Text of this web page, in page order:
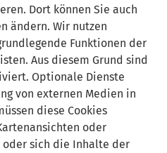
Dort können Sie auch
ändern. Wir nutzen
Funktionen der
Aus diesem Grund sind
Optionale Dienste
von externen Medien in
diese Cookies
oder
oder sich die Inhalte der